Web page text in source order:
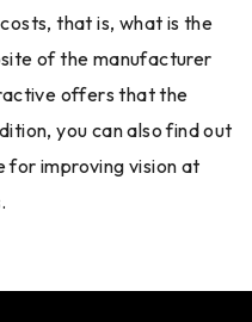
that is, what is the
of the manufacturer
offers that the
you can also find out
for improving vision at
.